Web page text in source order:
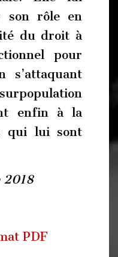
son rôle en
du droit à
pour
s’attaquant
enfin à la
qui lui sont
2018
PDF